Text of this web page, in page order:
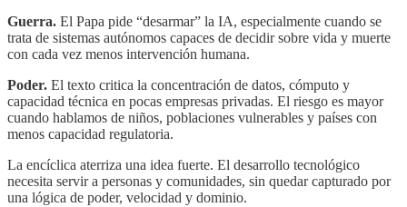
Guerra. El Papa pide “desarmar” la IA, especialmente cuando se
trata de sistemas autónomos capaces de decidir sobre vida y muerte
con cada vez menos intervención humana.
Poder. El texto critica la concentración de datos, cómputo y
capacidad técnica en pocas empresas privadas. El riesgo es mayor
cuando hablamos de niños, poblaciones vulnerables y países con
menos capacidad regulatoria.
La encíclica aterriza una idea fuerte. El desarrollo tecnológico
necesita servir a personas y comunidades, sin quedar capturado por
una lógica de poder, velocidad y dominio.